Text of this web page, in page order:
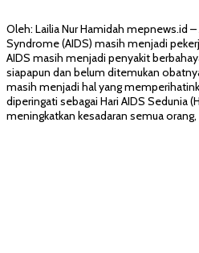
Oleh: Lailia Nur Hamidah mepnews.id
Syndrome (AIDS) masih menjadi
AIDS masih menjadi penyakit
siapapun dan belum ditemukan
masih menjadi hal yang
diperingati sebagai Hari AIDS Sedunia
meningkatkan kesadaran semua